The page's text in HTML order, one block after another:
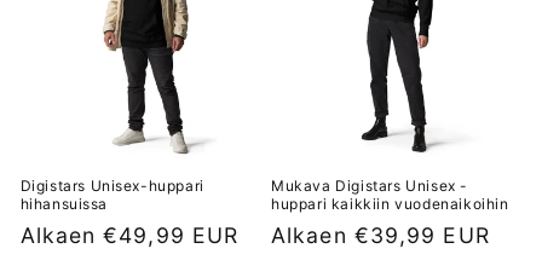
Digistars Unisex-huppari
hihansuissa
Normaalihinta
Alkaen €49,99 EUR
Mukava Digistars Unisex -
huppari kaikkiin vuodenaikoihin
Normaalihinta
Alkaen €39,99 EUR